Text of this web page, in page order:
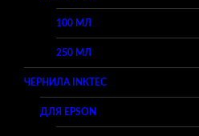
100 МЛ
250 МЛ
ЧЕРНИЛА INKTEC
ДЛЯ EPSON